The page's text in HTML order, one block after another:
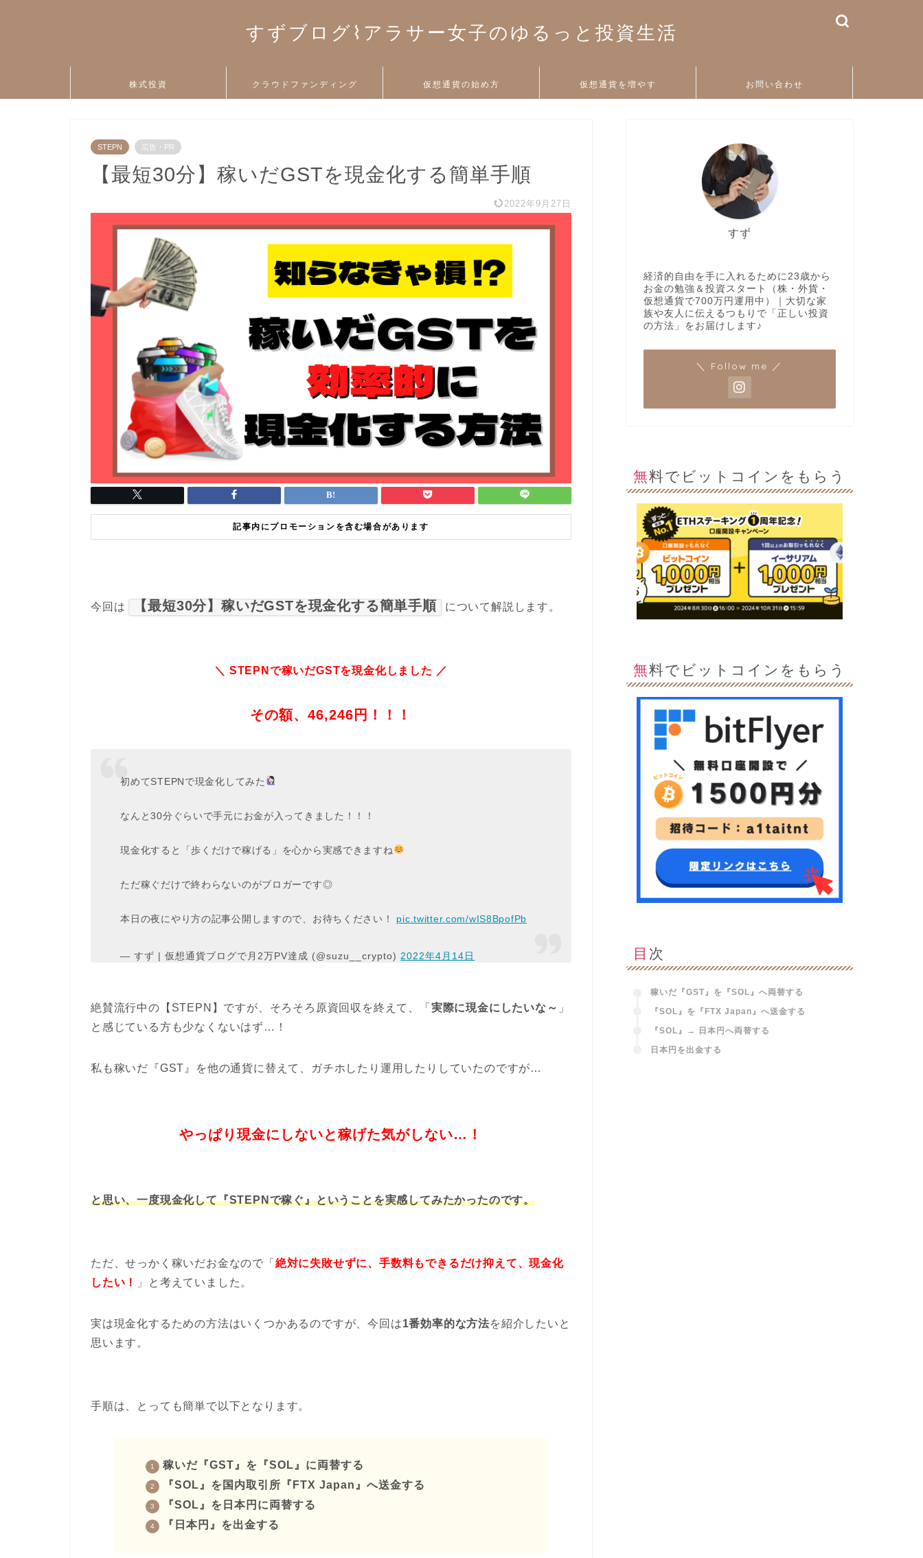
すずブログ⌇アラサー女子のゆるっと投資生活
株式投資 クラウドファンディング 仮想通貨の始め方 仮想通貨を増やす お問い合わせ
STEPN 広告・PR
【最短30分】稼いだGSTを現金化する簡単手順
2022年9月27日
記事内にプロモーションを含む場合があります
今回は 【最短30分】稼いだGSTを現金化する簡単手順 について解説します。
＼ STEPNで稼いだGSTを現金化しました ／
その額、46,246円！！！
初めてSTEPNで現金化してみた
なんと30分ぐらいで手元にお金が入ってきました！！！
現金化すると「歩くだけで稼げる」を心から実感できますね
ただ稼ぐだけで終わらないのがブロガーです◎
本日の夜にやり方の記事公開しますので、お待ちください！ pic.twitter.com/wIS8BpofPb
— すず | 仮想通貨ブログで月2万PV達成 (@suzu__crypto) 2022年4月14日
絶賛流行中の【STEPN】ですが、そろそろ原資回収を終えて、「 実際に現金にしたいな～ 」
と感じている方も少なくないはず…！
私も稼いだ『GST』を他の通貨に替えて、ガチホしたり運用したりしていたのですが…
やっぱり現金にしないと稼げた気がしない…！
と思い、一度現金化して『STEPNで稼ぐ』ということを実感してみたかったのです。
ただ、せっかく稼いだお金なので「 絶対に失敗せずに、手数料もできるだけ抑えて、現金化
したい！
」と考えていました。
実は現金化するための方法はいくつかあるのですが、今回は1番効率的な方法を紹介したいと
思います。
手順は、とっても簡単で以下となります。
稼いだ『GST』を『SOL』に両替する
『SOL』を国内取引所『FTX Japan』へ送金する
『SOL』を日本円に両替する
『日本円』を出金する
すず
経済的自由を手に入れるために23歳から
お金の勉強＆投資スタート（株・外貨・
仮想通貨で700万円運用中）｜大切な家
族や友人に伝えるつもりで「正しい投資
の方法」をお届けします♪
＼ Follow me ／
無料でビットコインをもらう
無料でビットコインをもらう
目次
稼いだ『GST』を『SOL』へ両替する
『SOL』を『FTX Japan』へ送金する
『SOL』→ 日本円へ両替する
日本円を出金する